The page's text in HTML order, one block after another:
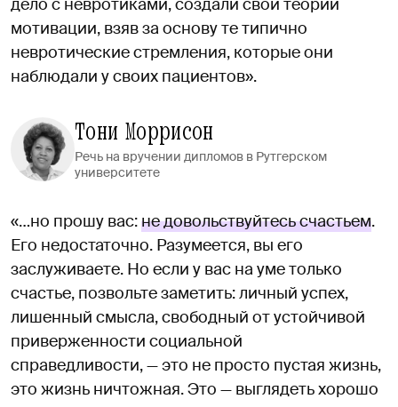
дело с невротиками, создали свои теории
мотивации, взяв за основу те типично
невротические стремления, которые они
наблюдали у своих пациентов».
Тони Моррисон
Речь на вручении дипломов в Рутгерском
университете
«…но прошу вас:не довольствуйтесь счастьем.
Его недостаточно. Разумеется, вы его
заслуживаете. Но если у вас на уме только
счастье, позвольте заметить: личный успех,
лишенный смысла, свободный от устойчивой
приверженности социальной
справедливости, — это не просто пустая жизнь,
это жизнь ничтожная. Это — выглядеть хорошо